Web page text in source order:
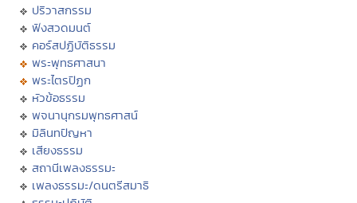
ปริวาสกรรม
ฟังสวดมนต์
คอร์สปฏิบัติธรรม
พระพุทธศาสนา
พระไตรปิฏก
หัวข้อธรรม
พจนานุกรมพุทธศาสน์
มิลินทปัญหา
เสียงธรรม
สถานีเพลงธรรมะ
เพลงธรรมะ/ดนตรีสมาธิ